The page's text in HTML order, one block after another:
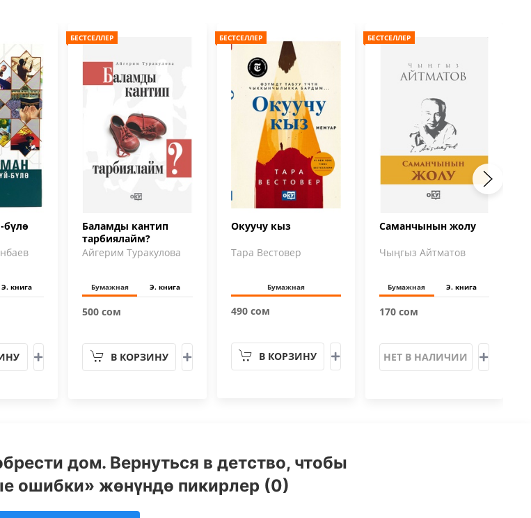
бүлө
Э. книга
БЕСТСЕЛЛЕР
Баламды кантип
тарбиялайм?
Айгерим Туракулова
Бумажная Э. книга
500 сом
В КОРЗИНУ
БЕСТСЕЛЛЕР
Окуучу кыз
Тара Вестовер
Бумажная
490 сом
В КОРЗИНУ
БЕСТСЕЛЛЕР
Саманчынын жолу
Чыңгыз Айтматов
Бумажная Э. книга
170 сом
НЕТ В НАЛИЧИИ
дом. Вернуться в детство, чтобы
ошибки» жөнүндө пикирлер (0)